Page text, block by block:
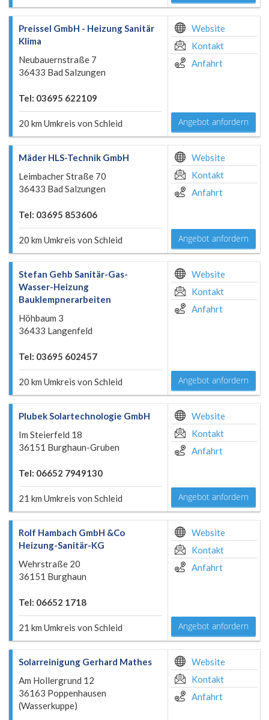
Preissel GmbH - Heizung Sanitär
Klima
Neubauernstraße 7
36433 Bad Salzungen
Tel: 03695 622109
20 km Umkreis von Schleid
Website
Kontakt
Anfahrt
Angebot anfordern
Mäder HLS-Technik GmbH
Leimbacher Straße 70
36433 Bad Salzungen
Tel: 03695 853606
20 km Umkreis von Schleid
Website
Kontakt
Anfahrt
Angebot anfordern
Stefan Gehb Sanitär-Gas-
Wasser-Heizung
Bauklempnerarbeiten
Höhbaum 3
36433 Langenfeld
Tel: 03695 602457
20 km Umkreis von Schleid
Website
Kontakt
Anfahrt
Angebot anfordern
Plubek Solartechnologie GmbH
Im Steierfeld 18
36151 Burghaun-Gruben
Tel: 06652 7949130
21 km Umkreis von Schleid
Website
Kontakt
Anfahrt
Angebot anfordern
Rolf Hambach GmbH &Co
Heizung-Sanitär-KG
Wehrstraße 20
36151 Burghaun
Tel: 06652 1718
21 km Umkreis von Schleid
Website
Kontakt
Anfahrt
Angebot anfordern
Solarreinigung Gerhard Mathes
Am Hollergrund 12
36163 Poppenhausen
(Wasserkuppe)
Website
Kontakt
Anfahrt